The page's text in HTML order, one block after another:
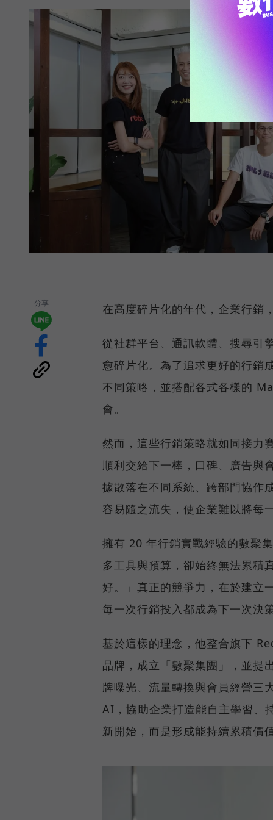
分享 在高度碎片化的年代，企業行銷
從社群平台、通訊軟體、搜尋引
愈碎片化。為了追求更好的行銷
不同策略，並搭配各式各樣的
會。
然而，這些行銷策略就如同接力
順利交給下一棒，口碑、廣告與
據散落在不同系統、跨部門協作
容易隨之流失，使企業難以將每
擁有 20 年行銷實戰經驗的數聚
多工具與預算，卻始終無法累積
好。」真正的競爭力，在於建立
每一次行銷投入都成為下一次決
基於這樣的理念，他整合旗下
品牌，成立「數聚集團」，並提
牌曝光、流量轉換與會員經營三
AI，協助企業打造能自主學習、
新開始，而是形成能持續累積價